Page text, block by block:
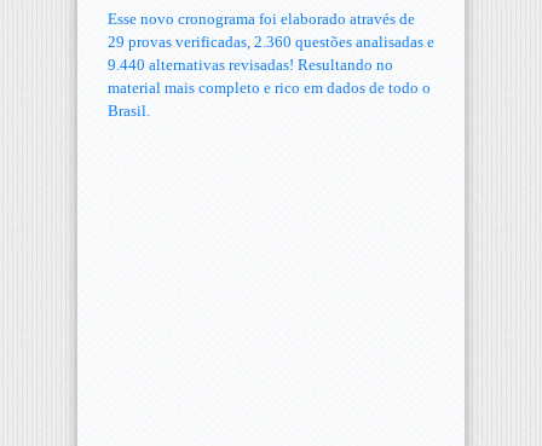
Esse novo cronograma foi elaborado através de
29 provas verificadas, 2.360 questões analisadas e
9.440 alternativas revisadas! Resultando no
material mais completo e rico em dados de todo o
Brasil.